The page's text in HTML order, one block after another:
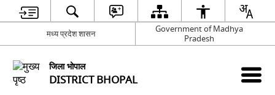
मध्य प्रदेश शासन
Government of Madhya
Pradesh
जिला भोपाल
DISTRICT BHOPAL